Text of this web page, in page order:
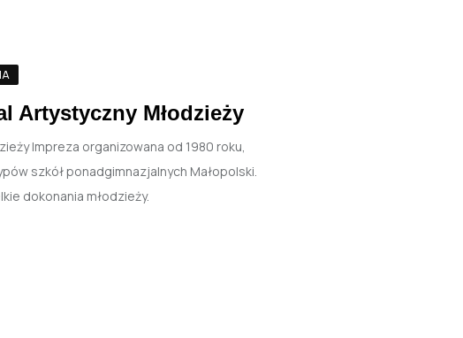
Artystyczny Młodzieży
Impreza organizowana od 1980 roku,
szkół ponadgimnazjalnych Małopolski.
dokonania młodzieży.